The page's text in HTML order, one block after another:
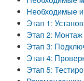
Необходимые
Этап 1:
Этап 2:
Этап 3:
Этап 4:
Этап 5: